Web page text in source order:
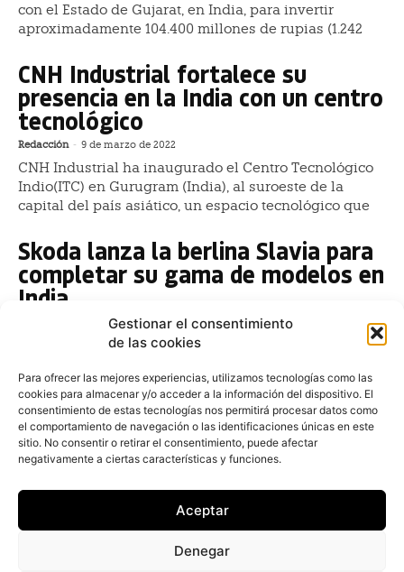
Gestionar el consentimiento
de las cookies
Para ofrecer las mejores experiencias, utilizamos tecnologías como las
cookies para almacenar y/o acceder a la información del dispositivo. El
consentimiento de estas tecnologías nos permitirá procesar datos como
el comportamiento de navegación o las identificaciones únicas en este
sitio. No consentir o retirar el consentimiento, puede afectar
negativamente a ciertas características y funciones.
Aceptar
Denegar
con el Estado de Gujarat, en India, para invertir
aproximadamente 104.400 millones de rupias (1.242
CNH Industrial fortalece su
presencia en la India con un centro
tecnológico
Redacción - 9 de marzo de 2022
CNH Industrial ha inaugurado el Centro Tecnológico
Indio(ITC) en Gurugram (India), al suroeste de la
capital del país asiático, un espacio tecnológico que
Skoda lanza la berlina Slavia para
completar su gama de modelos en
India
1 de marzo de 2022
Skoda ha anunciado el lanzamiento de la berlina
de modelos fabricados en India, según ha informado
Groupe PSA lanza nuevas
soluciones de movilidad en la India
El Grupo PSA ha lanzado nuevas soluciones de
movilidad en la India, con el fin de ampliar su base de
clientes y su cobertura del mercado. El Grupo prevé
firmar acuerdos-tipo de cooperación con otros